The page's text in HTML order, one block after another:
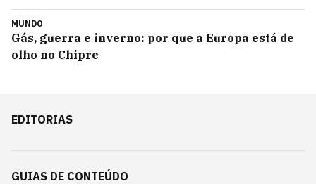
MUNDO
Gás, guerra e inverno: por que a Europa está de
olho no Chipre
EDITORIAS
GUIAS DE CONTEÚDO